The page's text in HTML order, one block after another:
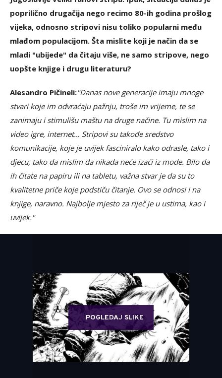
poprilično drugačija nego recimo 80-ih godina prošlog
vijeka, odnosno stripovi nisu toliko popularni među
mlađom populacijom. Šta mislite koji je način da se
mladi "ubijede" da čitaju više, ne samo stripove, nego
uopšte knjige i drugu literaturu?
Alesandro Pičineli:"Danas nove generacije imaju mnoge
stvari koje im odvraćaju pažnju, troše im vrijeme, te se
zanimaju i stimulišu maštu na druge načine. Tu mislim na
video igre, internet… Stripovi su takođe sredstvo
komunikacije, koje je uvijek fasciniralo kako odrasle, tako i
djecu, tako da mislim da nikada neće izaći iz mode. Bilo da
ih čitate na papiru ili na tabletu, važna stvar je da su to
kvalitetne priče koje podstiču čitanje. Ovo se odnosi i na
knjige, naravno. Najbolje mjesto za riječ je u ustima, kao i
uvijek."
POGLEDAJ SLIKE